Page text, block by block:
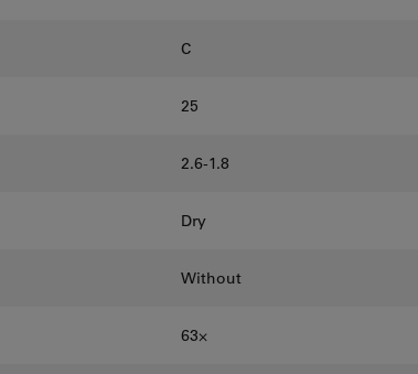
C
25
2.6-1.8
Dry
Without
63⨉